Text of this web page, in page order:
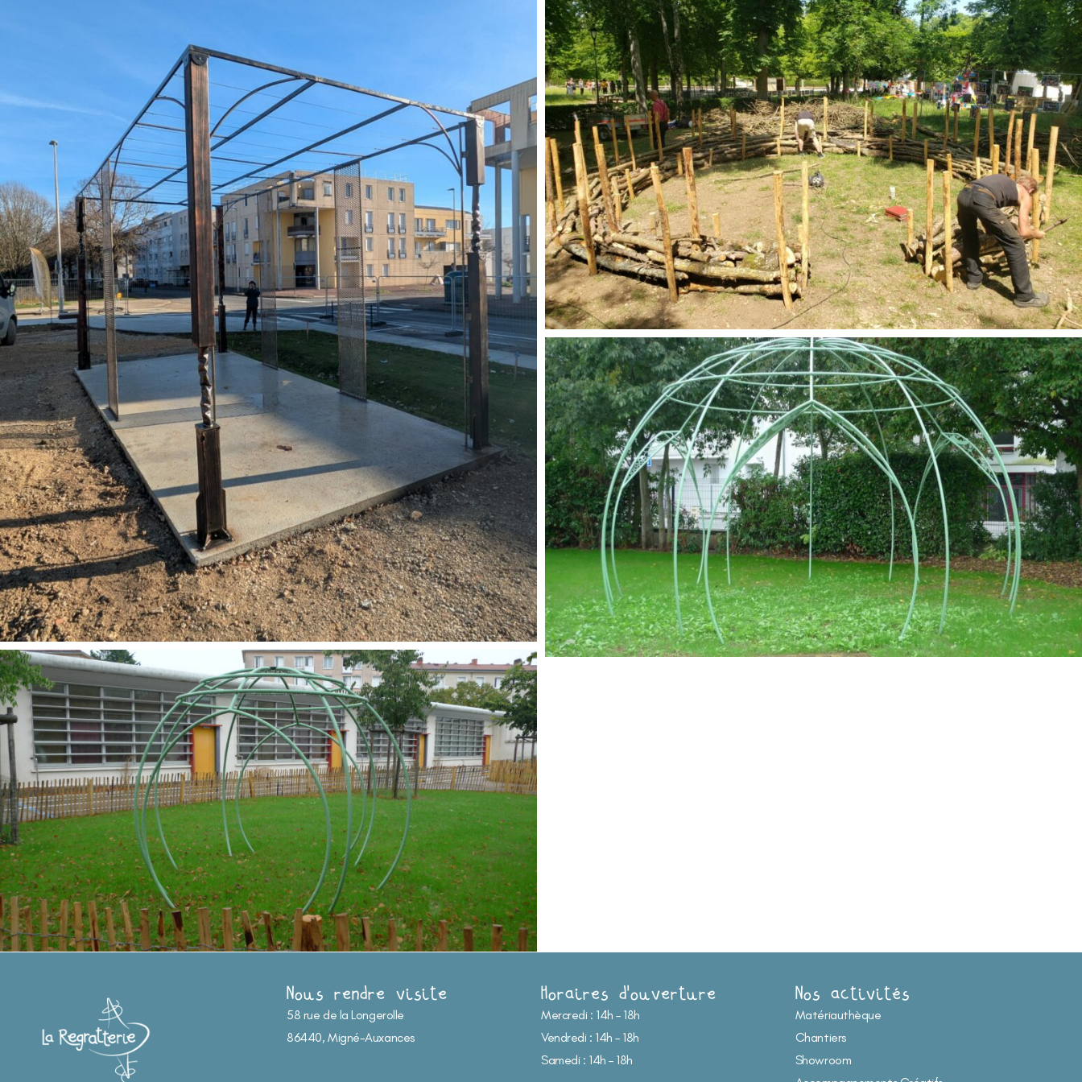
Nous rendre visite
58 rue de la Longerolle
86440, Migné-Auxances
Horaires d'ouverture
Mercredi : 14h – 18h
Vendredi : 14h – 18h
Samedi : 14h – 18h
Nos activités
Matériauthèque
Chantiers
Showroom